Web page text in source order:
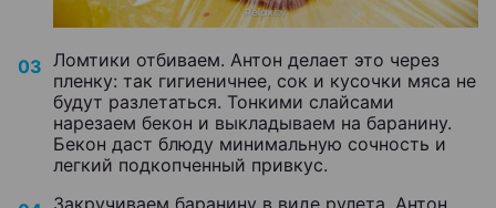
Ломтики отбиваем. Антон делает это через
пленку: так гигиеничнее, сок и кусочки мяса не
будут разлетаться. Тонкими слайсами
нарезаем бекон и выкладываем на баранину.
Бекон даст блюду минимальную сочность и
легкий подкопченный привкус.
Закручиваем баранину в виде рулета. Антон